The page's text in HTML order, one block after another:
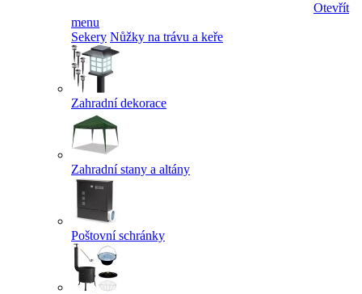
Otevřít
menu
Sekery Nůžky na trávu a keře
Zahradní dekorace
Zahradní stany a altány
Poštovní schránky